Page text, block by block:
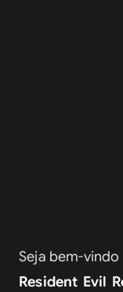
Seja bem-
Resident Evil